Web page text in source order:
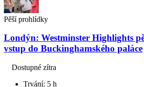
Pěší prohlídky
Londýn: Westminster Highlights
vstup do Buckinghamského paláce
Dostupné zítra
Trvání: 5 h